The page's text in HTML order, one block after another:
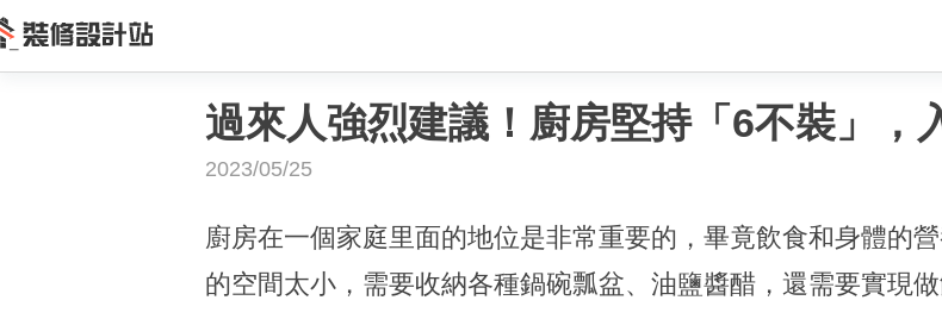
過來人強烈建議！廚房堅持「6不裝」，
2023/05/25
廚房在一個家庭里面的地位是非常重要的，畢竟飲食和身體的
的空間太小，需要收納各種鍋碗瓢盆、油鹽醬醋，還需要實現